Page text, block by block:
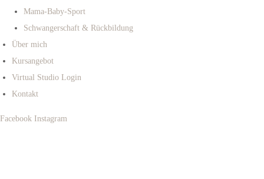
Mama-Baby-Sport
Schwangerschaft & Rückbildung
Über mich
Kursangebot
Virtual Studio Login
Kontakt
Facebook Instagram